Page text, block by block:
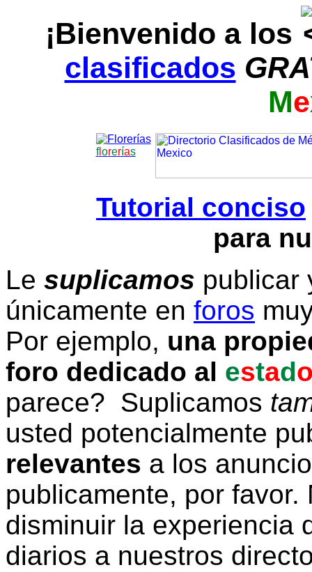
¡Bienvenido a los
clasificados
Me
florerías
Tutorial conciso
para
Le suplicamos publicar
únicamente en foros
Por ejemplo, una
foro dedicado al estad
parece? Suplicamos
usted potencialmente
relevantes a los
publicamente, por
disminuir la experiencia
diarios a nuestros